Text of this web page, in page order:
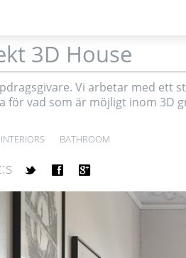
3D-
3D House
Vi arbetar med
för vad som är möjligt inom 3D
INTERIORS BATHROOM
t f g